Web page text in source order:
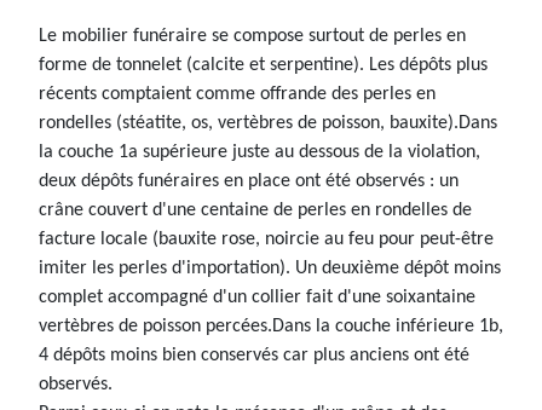
Le mobilier funéraire se compose surtout de perles en
forme de tonnelet (calcite et serpentine). Les dépôts plus
récents comptaient comme offrande des perles en
rondelles (stéatite, os, vertèbres de poisson, bauxite).Dans
la couche 1a supérieure juste au dessous de la violation,
deux dépôts funéraires en place ont été observés : un
crâne couvert d'une centaine de perles en rondelles de
facture locale (bauxite rose, noircie au feu pour peut-être
imiter les perles d'importation). Un deuxième dépôt moins
complet accompagné d'un collier fait d'une soixantaine
vertèbres de poisson percées.Dans la couche inférieure 1b,
4 dépôts moins bien conservés car plus anciens ont été
observés.